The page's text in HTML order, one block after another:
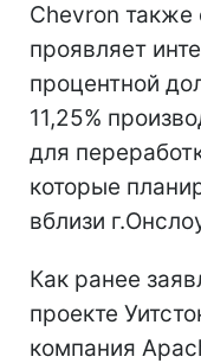
Chevron также
проявляет
процентной
11,25%
для
которые
вблизи
Как ранее
проекте
компания